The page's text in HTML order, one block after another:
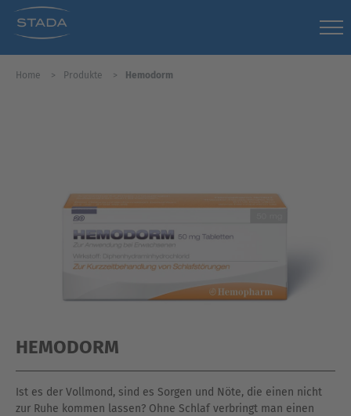
Home Produkte Hemodorm
HEMODORM
Ist es der Vollmond, sind es Sorgen und Nöte, die einen nicht
zur Ruhe kommen lassen? Ohne Schlaf verbringt man einen